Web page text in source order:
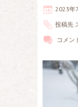
2023年
投稿先
コメン